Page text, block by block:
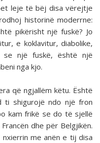
leje të bëj disa vërejtje
historinë moderrne:
pikërisht një fuskë? Jo
e koklavitur, diabolike,
se një fuskë, është një
nga kjo.
që ngjallëm këtu. Është
ti shigurojë ndo një fron
kam frikë se do të sjellë
dhe për Belgjikën.
me anën e tij disa